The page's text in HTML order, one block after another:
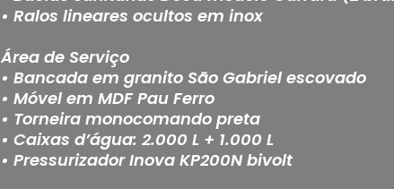
• Ralos lineares ocultos em inox
Área de Serviço
• Bancada em granito São Gabriel escovado
• Móvel em MDF Pau Ferro
• Torneira monocomando preta
• Caixas d’água: 2.000 L + 1.000 L
• Pressurizador Inova KP200N bivolt